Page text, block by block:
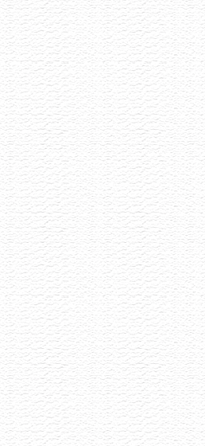
Akce již
Degustace šumivých vín
13.7.2026
Šumivé víno má mnoho tváří
abyste s námi ochutnali 8
vyselektovaných napříč